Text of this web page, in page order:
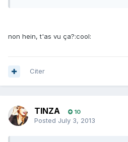
non hein, t'as vu ça?:cool:
Citer
TINZA 10
Posted July 3, 2013